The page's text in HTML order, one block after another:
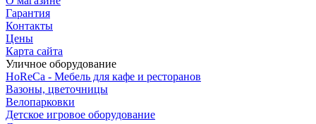
Гарантия
Контакты
Цены
Карта сайта
Уличное оборудование
HoReCa - Мебель для кафе и ресторанов
Вазоны, цветочницы
Велопарковки
Детское игровое оборудование